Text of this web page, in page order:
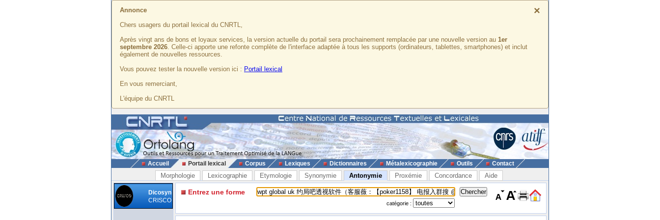
×
Annonce
Chers usagers du portail lexical du CNRTL,
Après vingt ans de bons et loyaux services, la version actuelle du portail sera prochainement remplacée par une nouvelle version au 1er
septembre 2026. Celle-ci apporte une refonte complète de l'interface adaptée à tous les supports (ordinateurs, tablettes, smartphones) et inclut
également de nouvelles ressources.
Vous pouvez tester la nouvelle version ici : Portail lexical
En vous remerciant,
L'équipe du CNRTL
Accueil Portail lexical Corpus Lexiques Dictionnaires Métalexicographie Outils Contact
Morphologie Lexicographie Etymologie Synonymie Antonymie Proxémie Concordance Aide
Dicosyn
CRISCO
Entrez une forme
catégorie :